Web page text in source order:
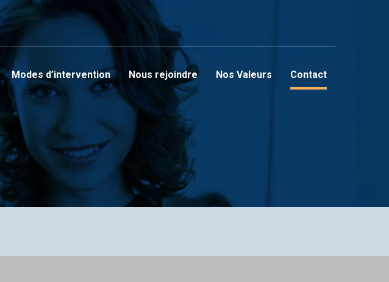
Modes d’intervention Nous rejoindre Nos Valeurs Contact